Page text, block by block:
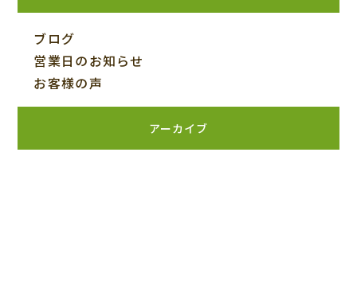
ブログ
営業日のお知らせ
お客様の声
アーカイブ